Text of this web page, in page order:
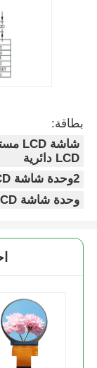
لوحة LCD
وحدة عرض LCD مخصصة
بطاقة:
LCD دائرية
2وحدة شاشة LCD مستديرة بطول 1 بوصة
وحدة شاشة LCD مستديرة 480x480